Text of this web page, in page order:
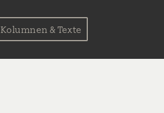
Kolumnen & Texte